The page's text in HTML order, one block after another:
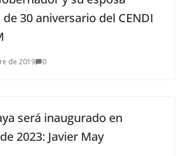
30 aniversario del CENDI
de 2019 0
será inaugurado en
2023: Javier May